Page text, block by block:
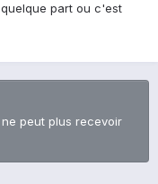
part ou c'est
peut plus recevoir